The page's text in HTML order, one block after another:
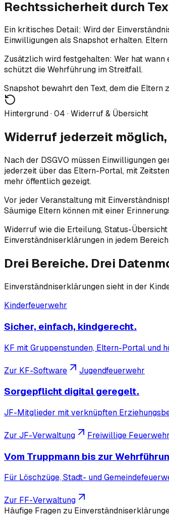
Rechtssicherheit durch
Ein kritisches Detail: Wird der
Einwilligungen als Snapshot erhalten.
Zusätzlich wird festgehalten: Wer hat
schützt die Wehrführung im Streitfall.
Snapshot bewahrt den Text, dem die Eltern
Hintergrund ·04 ·Widerruf & Übersicht
Widerruf jederzeit
Nach der DSGVO müssen Einwilligungen
jederzeit über das Eltern-Portal, mit
mehr öffentlich gezeigt.
Vor jeder Veranstaltung mit
Säumige Eltern können mit einer
Widerruf wie die Erteilung, Status-
Einverständniserklärungen in jedem Bereich
Drei Bereiche. Drei
Einverständniserklärungen sieht in der
Kinderfeuerwehr
Sicher, einfach, kindgerecht.
KF mit Gruppenstunden, Eltern-Portal und
Zur KF-Software Jugendfeuerwehr
Sorgepflicht digital geregelt.
JF-Mitglieder mit verknüpften
Zur JF-Verwaltung Freiwillige Feuerwehr
Vom Truppmann bis zur
Für Löschzüge, Stadt- und
Zur FF-Verwaltung
Häufige Fragen zu